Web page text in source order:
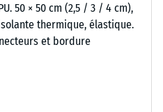
50 × 50 cm (2,5 / 3 / 4 cm),
thermique, élastique.
et bordure